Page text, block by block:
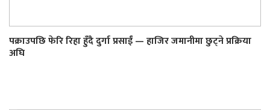
पक्राउपछि फेरि रिहा हुँदै दुर्गा प्रसाईं — हाजिर जमानीमा छुट्ने प्रक्रिया
अघि